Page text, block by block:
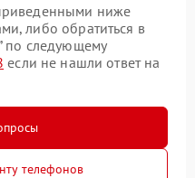
ниже
либо обратиться в
по следующему
если не нашли ответ на
телефонов